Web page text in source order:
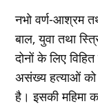
नभो वर्ण-आश्रम
बाल, युवा तथा
दोनों के लिए
असंख्य हत्याओं को
है। इसकी महिमा